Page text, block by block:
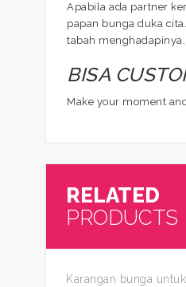
Apabila ada partner
papan bunga duka
tabah menghadapinya.
BISA
Make your moment
RELATED
PRODUCTS
Karangan bunga untuk